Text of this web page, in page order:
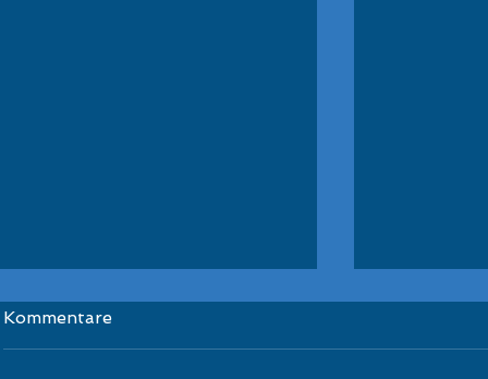
Schüler-Kondi-
Wettbewerb Kleinlobming
ÖSV
Kommentare